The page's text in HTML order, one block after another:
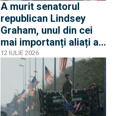
A murit senatorul
republican Lindsey
Graham, unul din cei
mai importanți aliați ai
președintelui Donald
Trump
12 IULIE 2026